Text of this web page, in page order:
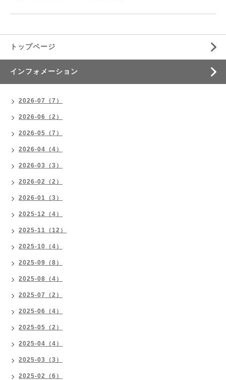
トップページ
インフォメーション
2026-07（7）
2026-06（2）
2026-05（7）
2026-04（4）
2026-03（3）
2026-02（2）
2026-01（3）
2025-12（4）
2025-11（12）
2025-10（4）
2025-09（8）
2025-08（4）
2025-07（2）
2025-06（4）
2025-05（2）
2025-04（4）
2025-03（3）
2025-02（6）